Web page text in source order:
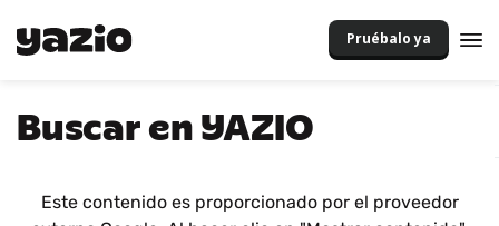
Pruébalo ya
Buscar en YAZIO
Este contenido es proporcionado por el proveedor